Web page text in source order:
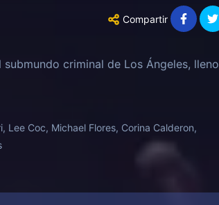
Compartir
criminal de Los Ángeles, lleno
Lee Coc, Michael Flores, Corina Calderon,